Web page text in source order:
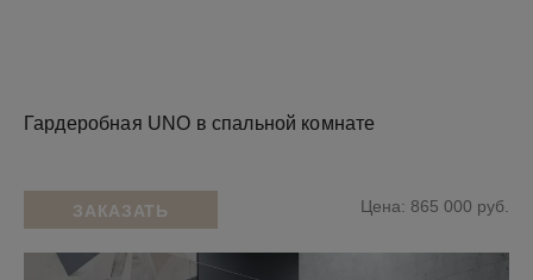
Гардеробная UNO в спальной комнате
ЗАКАЗАТЬ Цена: 865 000 руб.